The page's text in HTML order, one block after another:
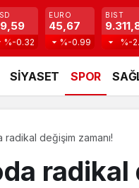
%-0.32
EURO
45,67
%-0.99
BIST
%-
SİYASET SPOR
değişim zamanı!
radikal